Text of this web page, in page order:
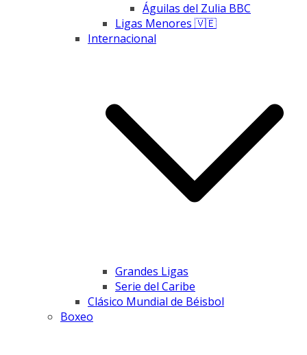
Águilas del Zulia BBC
Ligas Menores 🇻🇪
Internacional
Grandes Ligas
Serie del Caribe
Clásico Mundial de Béisbol
Boxeo